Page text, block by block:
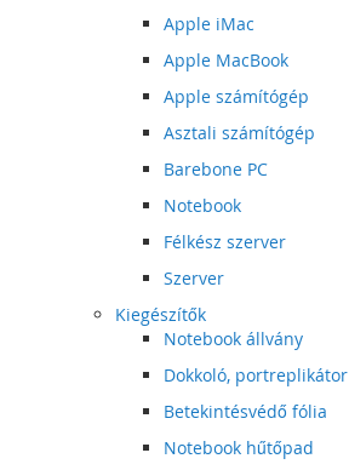
Apple iMac
Apple MacBook
Apple számítógép
Asztali számítógép
Barebone PC
Notebook
Félkész szerver
Szerver
Kiegészítők
Notebook állvány
Dokkoló, portreplikátor
Betekintésvédő fólia
Notebook hűtőpad